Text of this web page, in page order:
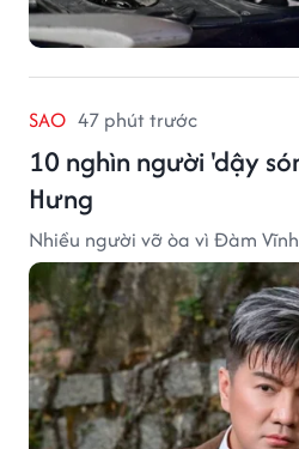
SAO 47 phút trước
10 nghìn người 'dậy
Hưng
Nhiều người vỡ òa vì Đàm